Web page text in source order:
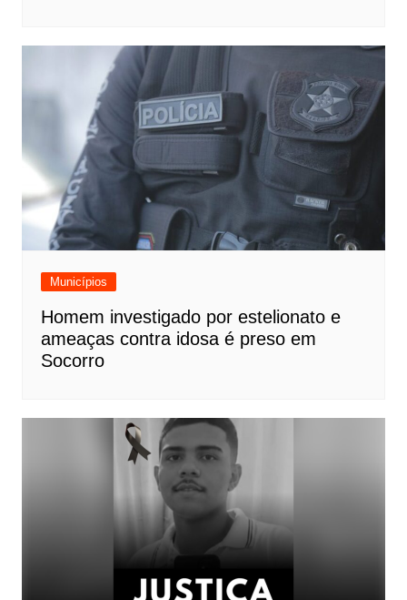
Municípios
Homem investigado por estelionato e
ameaças contra idosa é preso em
Socorro